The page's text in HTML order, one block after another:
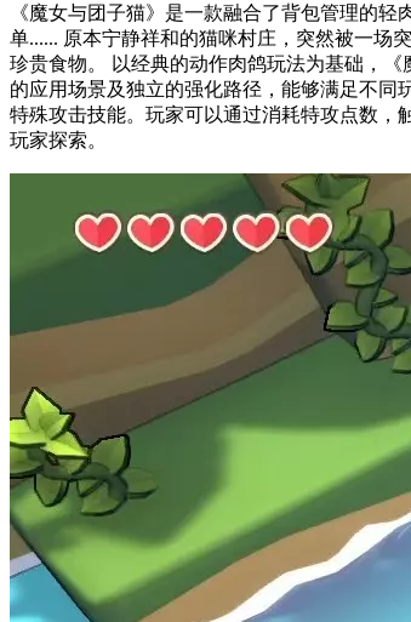
《魔女与团子猫》是一款融合了背包管理的
单...... 原本宁静祥和的猫咪村庄，突然被一场突如其来的灾难打破了平静。面对这场危机，幸好一位路过的年轻小魔女挺身而出，她决定伸出援手，帮助这些可怜的团子猫们夺回属于它们的
珍贵食物。 以经典的动作肉鸽玩法为基础，《魔女与团子猫》融入了背包管理元素。 随着游戏进程的推进，玩家可以选择携带2到4种不同的攻击手段进入战斗。每一种攻击方式都拥有独特
的应用场景及独立的强化路径，能够满足不同玩家对战斗风格的个性化需求。 游戏中提供了丰富的武器种类，
特殊攻击技能。玩家可以通过消耗特攻点数，触发武器独有的强力技能，在
玩家探索。